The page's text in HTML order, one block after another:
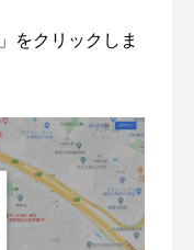
をクリックしま